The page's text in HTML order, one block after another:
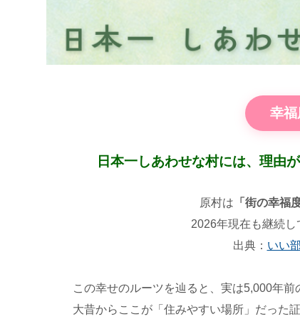
幸
日本一しあわせな村には、理由
原村は 「街の幸福
2026年現在も継続し
出典： いい
この幸せのルーツを辿ると、実は5,000年
大昔からここが「住みやすい場所」だった